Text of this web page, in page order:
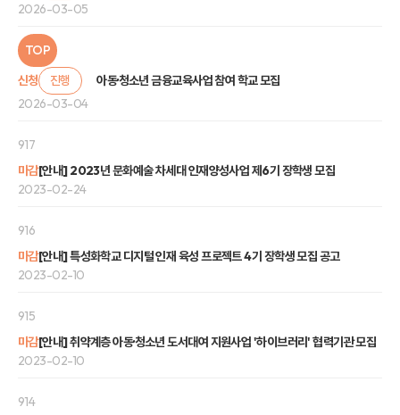
2026-03-05
TOP
신청
진행
아동·청소년 금융교육사업 참여 학교 모집
2026-03-04
917
마감[안내] 2023년 문화예술 차세대 인재양성사업 제6기 장학생 모집
2023-02-24
916
마감[안내] 특성화학교 디지털 인재 육성 프로젝트 4기 장학생 모집 공고
2023-02-10
915
마감[안내] 취약계층 아동·청소년 도서대여 지원사업 '하이브러리' 협력기관 모집
2023-02-10
914